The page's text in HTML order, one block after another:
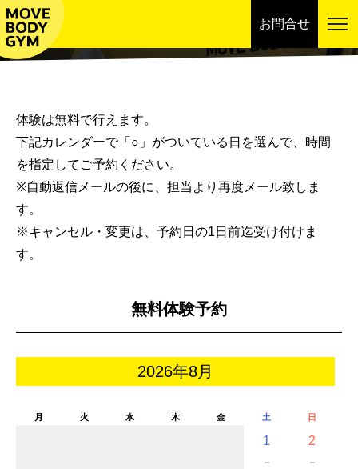
お問合せ
スケジュール
体験は無料で行えます。
下記カレンダーで「○」がついている日を選んで、時間
を指定してご予約ください。
※自動返信メールの後に、担当より再度メール致しま
す。
※キャンセル・変更は、予約日の1日前迄受け付けま
す。
無料体験予約
2026年8月
月 火 水 木 金 土 日
1
－
2
－